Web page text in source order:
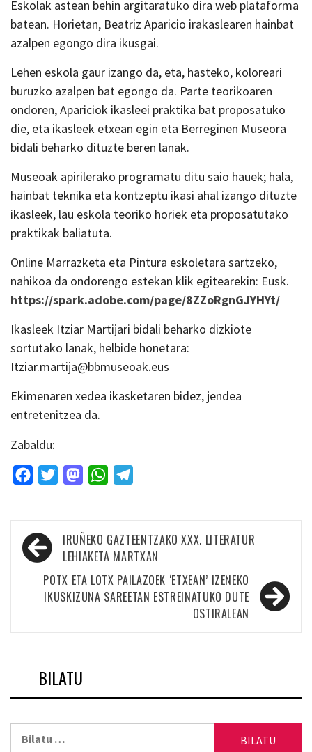
Eskolak astean behin argitaratuko dira web plataforma
batean. Horietan, Beatriz Aparicio irakaslearen hainbat
azalpen egongo dira ikusgai.
Lehen eskola gaur izango da, eta, hasteko, koloreari
buruzko azalpen bat egongo da. Parte teorikoaren
ondoren, Apariciok ikasleei praktika bat proposatuko
die, eta ikasleek etxean egin eta Berreginen Museora
bidali beharko dituzte beren lanak.
Museoak apirilerako programatu ditu saio hauek; hala,
hainbat teknika eta kontzeptu ikasi ahal izango dituzte
ikasleek, lau eskola teoriko horiek eta proposatutako
praktikak baliatuta.
Online Marrazketa eta Pintura eskoletara sartzeko,
nahikoa da ondorengo estekan klik egitearekin: Eusk.
https://spark.adobe.com/page/8ZZoRgnGJYHYt/
Ikasleek Itziar Martijari bidali beharko dizkiote
sortutako lanak, helbide honetara:
Itziar.martija@bbmuseoak.eus
Ekimenaren xedea ikasketaren bidez, jendea
entretenitzea da.
Zabaldu:
FacebookTwitterMastodonWhatsApp
Bidalketetan
zehar
nabigatu
IRUÑEKO GAZTEENTZAKO XXX. LITERATUR
LEHIAKETA MARTXAN
POTX ETA LOTX PAILAZOEK ‘ETXEAN’ IZENEKO
IKUSKIZUNA SAREETAN ESTREINATUKO DUTE
OSTIRALEAN
BILATU